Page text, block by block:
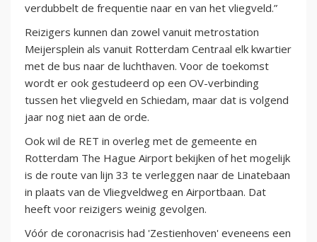
verdubbelt de frequentie naar en van het vliegveld.”
Reizigers kunnen dan zowel vanuit metrostation
Meijersplein als vanuit Rotterdam Centraal elk kwartier
met de bus naar de luchthaven. Voor de toekomst
wordt er ook gestudeerd op een OV-verbinding
tussen het vliegveld en Schiedam, maar dat is volgend
jaar nog niet aan de orde.
Ook wil de RET in overleg met de gemeente en
Rotterdam The Hague Airport bekijken of het mogelijk
is de route van lijn 33 te verleggen naar de Linatebaan
in plaats van de Vliegveldweg en Airportbaan. Dat
heeft voor reizigers weinig gevolgen.
Vóór de coronacrisis had 'Zestienhoven' eveneens een